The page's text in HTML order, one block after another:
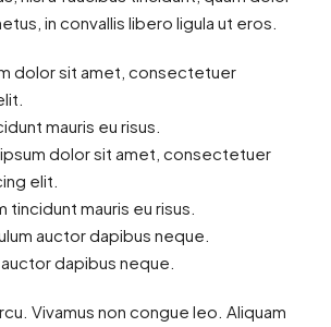
in convallis libero ligula ut eros.
dolor sit amet, consectetuer
mauris eu risus.
dolor sit amet, consectetuer
elit.
tincidunt mauris eu risus.
auctor dapibus neque.
dapibus neque.
Vivamus non congue leo. Aliquam